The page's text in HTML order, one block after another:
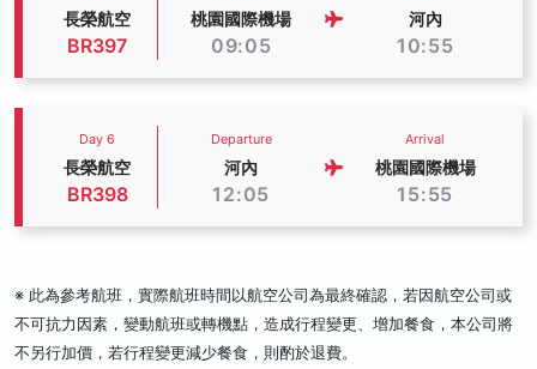
長榮航空
BR397
桃園國際機場
09:05
河內
10:55
Day 6
長榮航空
BR398
Departure
河內
12:05
Arrival
桃園國際機場
15:55
※ 此為參考航班，實際航班時間以航空公司為最終確認，若因航空公司或
不可抗力因素，變動航班或轉機點，造成行程變更、增加餐食，本公司將
不另行加價，若行程變更減少餐食，則酌於退費。